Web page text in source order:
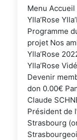
Menu Accueil
Ylla’Rose
Programme
projet Nos
Ylla’Rose
Ylla’Rose
Devenir
don 0.00€
Claude
Président de
Strasbourg